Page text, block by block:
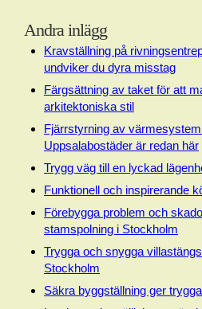
Andra inlägg
Kravställning på
undviker du dyra misstag
Färgsättning av taket för att
arkitektoniska stil
Fjärrstyrning av
Uppsalabostäder är redan här
Trygg väg till en lyckad
Funktionell och inspirerande
Förebygga problem och
stamspolning i Stockholm
Trygga och snygga
Stockholm
Säkra byggställning ger